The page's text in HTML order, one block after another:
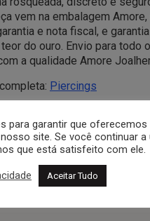
vem na embalagem Amore,
e nota fiscal, e garantia
do ouro. Envio para todo
a qualidade Amore
Piercings
para garantir que oferecemos
site. Se você continuar a
que está satisfeito com ele.
Aceitar Tudo